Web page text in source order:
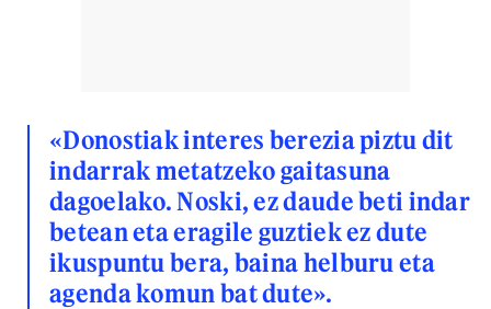
«Donostiak interes berezia piztu dit
indarrak metatzeko gaitasuna
dagoelako. Noski, ez daude beti indar
betean eta eragile guztiek ez dute
ikuspuntu bera, baina helburu eta
agenda komun bat dute».